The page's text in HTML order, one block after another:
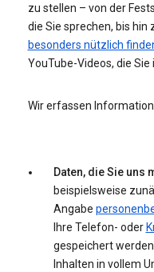
zu stellen – von der
die Sie sprechen, bis
besonders nützlich
YouTube-Videos, die
Wir erfassen
Daten, die Sie uns
beispielsweise
Angabe
Ihre Telefon- oder
gespeichert
Inhalten in vollem